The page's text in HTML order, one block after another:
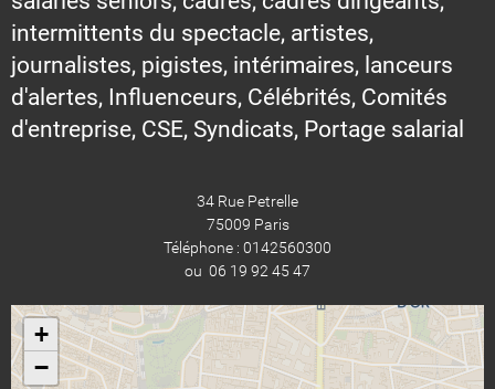
intermittents du spectacle, artistes,
journalistes, pigistes, intérimaires, lanceurs
d'alertes, Influenceurs, Célébrités, Comités
d'entreprise, CSE, Syndicats, Portage salarial
34 Rue Petrelle
75009 Paris
Téléphone : 0142560300
ou 06 19 92 45 47
+
−